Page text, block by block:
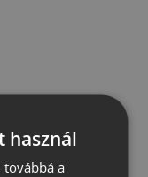
használ
továbbá a